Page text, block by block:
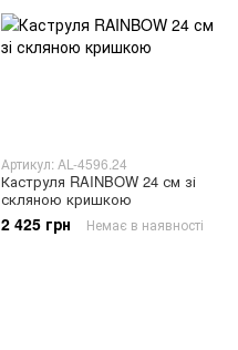
Артикул: AL-4596.24
Каструля RAINBOW 24 см зі
скляною кришкою
2 425 грн Немає в наявності